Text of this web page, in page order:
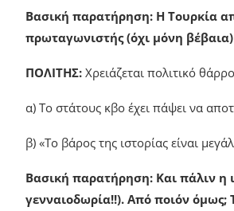
Βασική παρατήρηση: Η Τουρκία
πρωταγωνιστής (όχι μόνη
ΠΟΛΙΤΗΣ: Χρειάζεται πολιτικό
α) Το στάτους κβο έχει πάψει να
β) «Το βάρος της ιστορίας είναι
Βασική παρατήρηση: Και πάλιν η
γενναιοδωρία!!). Από ποιόν όμως;